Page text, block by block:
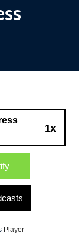
1x
Player